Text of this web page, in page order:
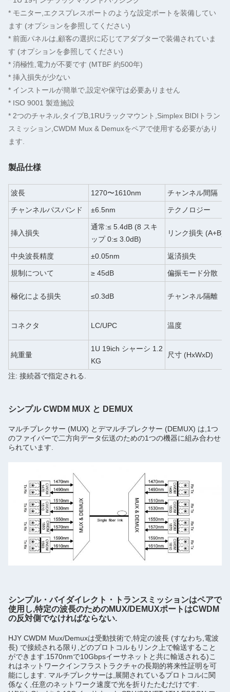
* モニター,エクスプレスポートのような設定ポートを装備してい
ます (オプションを参照してください)
* 前面パネルは,顧客の選択に応じてアダプターで装備されていま
す (オプションを参照してください)
* 消極性,電力が不要です (MTBF 約500年)
* 挿入損失が少ない
* インストールが簡単で,設定や保守は必要ありません
* ISO 9001 製造施設
* 2つのチャネル,タイプB,1RUラックマウント,Simplex BIDIトラン
スミッション,CWDM Mux & Demuxをペアで使用する必要があり
ます.
製品仕様
波長 1270〜1610nm チャンネル間隔
チャンネルパスバンド ±6.5nm テクノロジー
挿入損失
通常:≤ 5.4dB (8 スキ
ップ 0:≤ 3.0dB)
リンク損失 (A+B)
中央波長精度 ±0.05nm 返済損失
規制について ≥ 45dB 偏振モード分散
極化による損失 ≤0.3dB チャンネル隔離
コネクタ LC/UPC 温度
純重量
1U 19ich シャーシ 1.2
KG
尺寸 (HxWxD)
注: 接続器で指定される.
シンプル CWDM MUX と DEMUX
マルチプレクサー (MUX) とデマルチプレクサー (DEMUX) は,1つ
のファイバーで二方向データ伝送のための1つの機器に組み合わせ
られています.
シンプル・バイダイレクト・トランスミッションはペアで
使用し,特定の波長のためのMUX/DEMUXポートはCWDM
の反対側でなければならない.
HJY CWDM Mux/Demuxは受動技術で,特定の波長 (すなわち,電波
長) で接続される限り,どのプロトコルもリンク上で輸送すること
ができます.1570nmで10Gbpsイーサネットと共に輸送される)こ
れはネットワークインフラストラクチャの長期的将来性証明を可
能にします. マルチプレクサーは,展開されているプロトコルに関
係なく,任意のネットワーク速度で光を折りたたむだけです.